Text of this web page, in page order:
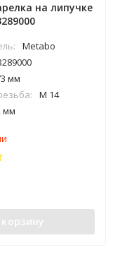
на липучке
Metabo
мм
M 14
мм